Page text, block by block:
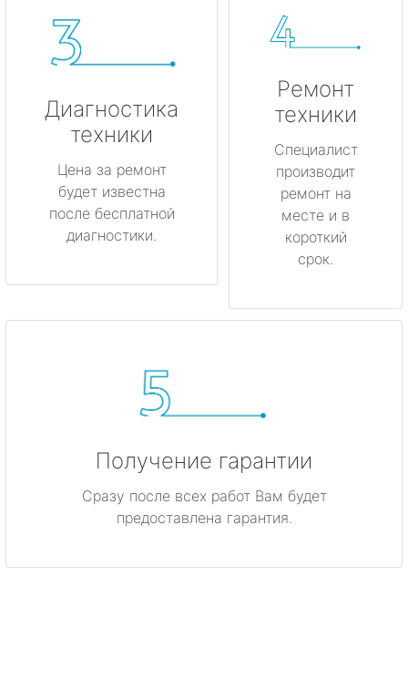
Диагностика
техники
Цена за ремонт
будет известна
после бесплатной
диагностики.
Ремонт
техники
Специалист
производит
ремонт на
месте и в
короткий
срок.
Получение гарантии
Сразу после всех работ Вам будет
предоставлена гарантия.